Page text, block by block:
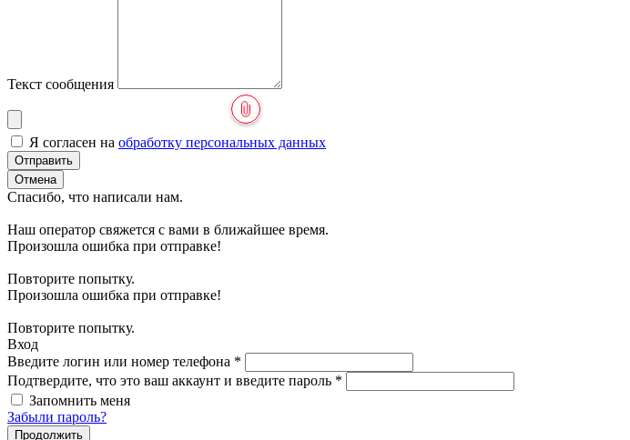
Текст сообщения
Я согласен на обработку персональных данных
Отправить
Отмена
Спасибо, что написали нам.
Наш оператор свяжется с вами в ближайшее время.
Произошла ошибка при отправке!
Повторите попытку.
Произошла ошибка при отправке!
Повторите попытку.
Вход
Введите логин или номер телефона *
Подтвердите, что это ваш аккаунт и введите пароль *
Запомнить меня
Забыли пароль?
Продолжить